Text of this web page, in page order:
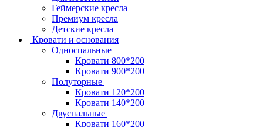
Геймерские кресла
Премиум кресла
Детские кресла
Кровати и основания
Односпальные
Кровати 800*200
Кровати 900*200
Полуторные
Кровати 120*200
Кровати 140*200
Двуспальные
Кровати 160*200